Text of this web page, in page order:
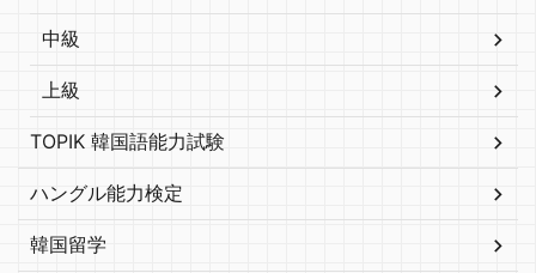
中級
上級
TOPIK 韓国語能力試験
ハングル能力検定
韓国留学